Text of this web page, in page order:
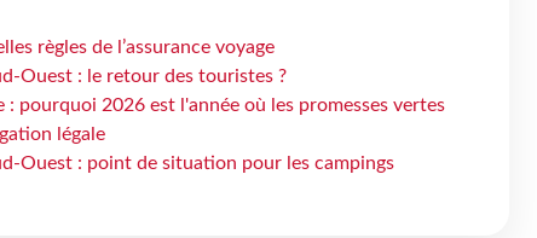
règles de l’assurance voyage
Ouest : le retour des touristes ?
: pourquoi 2026 est l'année où les promesses vertes
légale
Ouest : point de situation pour les campings